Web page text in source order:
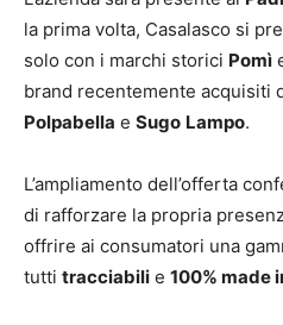
la prima volta, Casalasco si
solo con i marchi storici Pomì
brand recentemente acquisiti
Polpabella e Sugo Lampo.
L’ampliamento dell’offerta
di rafforzare la propria
offrire ai consumatori una
tutti tracciabili e 100% made